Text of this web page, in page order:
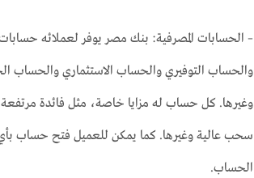
– الحسابات المصرفية: بنك مصر يوفر لعملائه
والحساب التوفيري والحساب الاستثماري والحساب
وغيرها. كل حساب له مزايا خاصة، مثل فائدة
سحب عالية وغيرها. كما يمكن للعميل فتح حساب
الحساب.